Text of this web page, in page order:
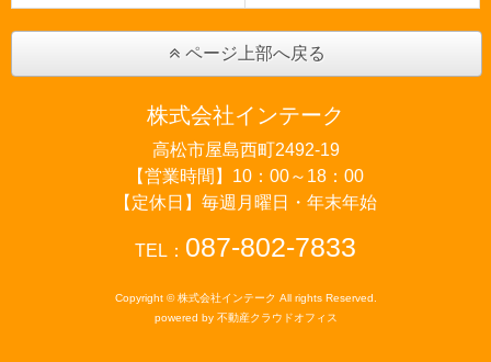
ページ上部へ戻る
株式会社インテーク
高松市屋島西町2492-19
【営業時間】10：00～18：00
【定休日】毎週月曜日・年末年始
TEL： 087-802-7833
Copyright © 株式会社インテーク All rights Reserved.
powered by 不動産クラウドオフィス